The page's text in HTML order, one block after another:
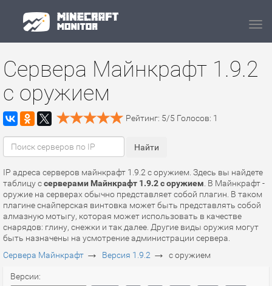
Сервера Майнкрафт 1.9.2
с оружием
Рейтинг: 5/5 Голосов: 1
IP адреса серверов майнкрафт 1.9.2 с оружием. Здесь вы найдете
таблицу ссерверами Майнкрафт 1.9.2 с оружием . В Майнкрафт -
оружие на серверах обычно представляет собой плагин. В таком
плагине снайперская винтовка может быть представлять собой
алмазную мотыгу, которая может использовать в качестве
снарядов: глину, снежки и так далее. Другие виды оружия могут
быть назначены на усмотрение администрации сервера.
Сервера Майнкрафт → Версия 1.9.2 → с оружием
Версии: